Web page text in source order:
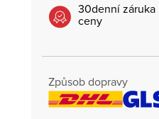
30denní záruka
ceny
Způsob dopravy